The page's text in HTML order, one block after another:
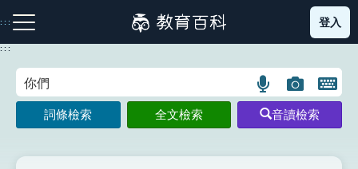
到
主
:::
注音索引圖示 筆畫索引圖示 部首索引表圖示
登入
:::
語
言
搜
圖
片
搜
開
鍵
圖
詞條檢索 全文檢索 音讀檢索